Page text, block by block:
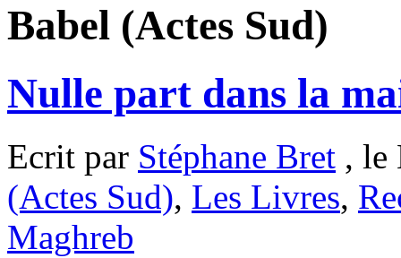
Babel (Actes Sud)
Nulle part dans la
Ecrit par Stéphane Bret , le
(Actes Sud), Les Livres,
Maghreb